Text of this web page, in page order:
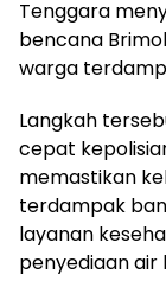
Tenggara
bencana
warga
Langkah
cepat
memastikan
terdampak
layanan
penyediaan air